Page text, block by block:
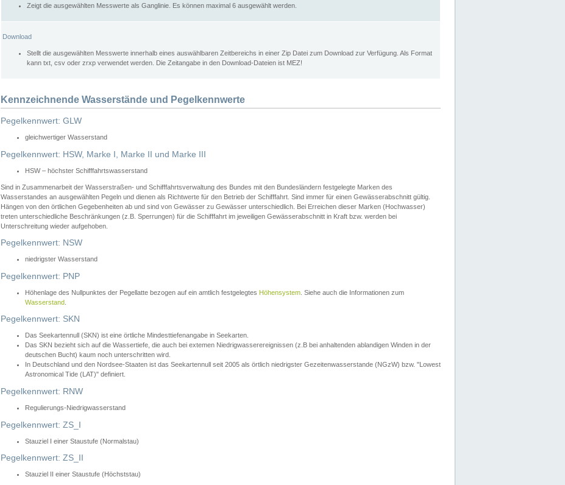
Zeigt die ausgewählten Messwerte als Ganglinie. Es können maximal 6 ausgewählt werden.
Download
Stellt die ausgewählten Messwerte innerhalb eines auswählbaren Zeitbereichs in einer Zip Datei zum Download zur Verfügung. Als Format
kann txt, csv oder zrxp verwendet werden. Die Zeitangabe in den Download-Dateien ist MEZ!
Kennzeichnende Wasserstände und Pegelkennwerte
Pegelkennwert: GLW
gleichwertiger Wasserstand
Pegelkennwert: HSW, Marke I, Marke II und Marke III
HSW – höchster Schifffahrtswasserstand
Sind in Zusammenarbeit der Wasserstraßen- und Schifffahrtsverwaltung des Bundes mit den Bundesländern festgelegte Marken des
Wasserstandes an ausgewählten Pegeln und dienen als Richtwerte für den Betrieb der Schifffahrt. Sind immer für einen Gewässerabschnitt gültig.
Hängen von den örtlichen Gegebenheiten ab und sind von Gewässer zu Gewässer unterschiedlich. Bei Erreichen dieser Marken (Hochwasser)
treten unterschiedliche Beschränkungen (z.B. Sperrungen) für die Schifffahrt im jeweiligen Gewässerabschnitt in Kraft bzw. werden bei
Unterschreitung wieder aufgehoben.
Pegelkennwert: NSW
niedrigster Wasserstand
Pegelkennwert: PNP
Höhenlage des Nullpunktes der Pegellatte bezogen auf ein amtlich festgelegtes Höhensystem . Siehe auch die Informationen zum
Wasserstand
Pegelkennwert: SKN
Das Seekartennull (SKN) ist eine örtliche Mindesttiefenangabe in Seekarten.
Das SKN bezieht sich auf die Wassertiefe, die auch bei extemen Niedrigwasserereignissen (z.B bei anhaltenden ablandigen Winden in der
deutschen Bucht) kaum noch unterschritten wird.
In Deutschland und den Nordsee-Staaten ist das Seekartennull seit 2005 als örtlich niedrigster Gezeitenwasserstande (NGzW) bzw. "Lowest
Astronomical Tide (LAT)" definiert.
Pegelkennwert: RNW
Regulierungs-Niedrigwasserstand
Pegelkennwert: ZS_I
Stauziel I einer Staustufe (Normalstau)
Pegelkennwert: ZS_II
Stauziel II einer Staustufe (Höchststau)